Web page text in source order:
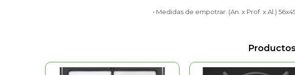
• Medidas de empotrar: (An. x Prof. x Al.)